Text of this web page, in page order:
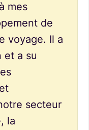
mes
de
voyage. Il a
et a su
secteur
la